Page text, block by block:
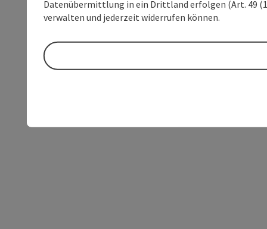
Datenübermittlung in ein Drittland erfolgen (Art. 49
verwalten und jederzeit widerrufen können.